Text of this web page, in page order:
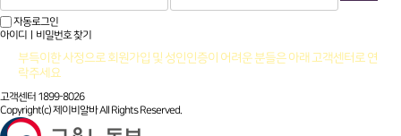
자동로그인
아이디ㅣ비밀번호 찾기
부득이한 사정으로 회원가입 및 성인인증이 어려운 분들은 아래 고객센터로 연
락주세요
고객센터 1899-8026
Copyright(c) 제이비알바 All Rights Reserved.